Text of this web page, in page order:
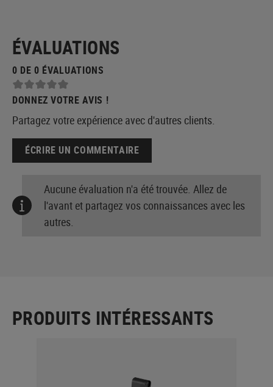
ÉVALUATIONS
0 DE 0 ÉVALUATIONS
DONNEZ VOTRE AVIS !
Partagez votre expérience avec d'autres clients.
ÉCRIRE UN COMMENTAIRE
Aucune évaluation n'a été trouvée. Allez de
l'avant et partagez vos connaissances avec les
autres.
PRODUITS INTÉRESSANTS